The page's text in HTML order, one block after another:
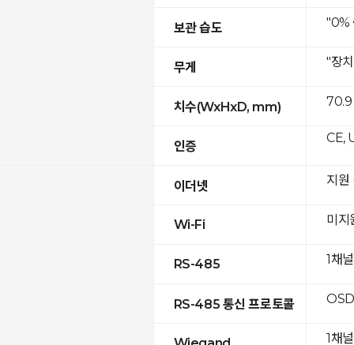
보관 습도
무게
치수(WxHxD, mm)
인증
이더넷
Wi-Fi
RS-485
RS-485 통신 프로토콜
"0%
"장
70.9
CE,
지
미지
1채
1채